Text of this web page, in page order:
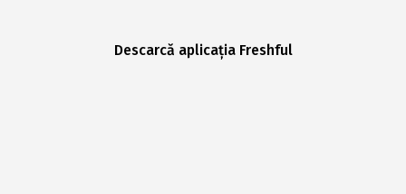
Descarcă aplicația Freshful